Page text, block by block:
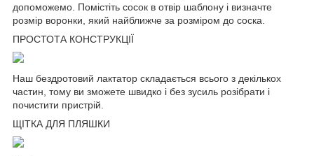
допоможемо. Помістіть сосок в отвір шаблону і визначте
розмір воронки, який найближче за розміром до соска.
ПРОСТОТА КОНСТРУКЦІЇ
Наш бездротовий лактатор складається всього з декількох
частин, тому ви зможете швидко і без зусиль розібрати і
почистити пристрій.
ЩІТКА ДЛЯ ПЛЯШКИ